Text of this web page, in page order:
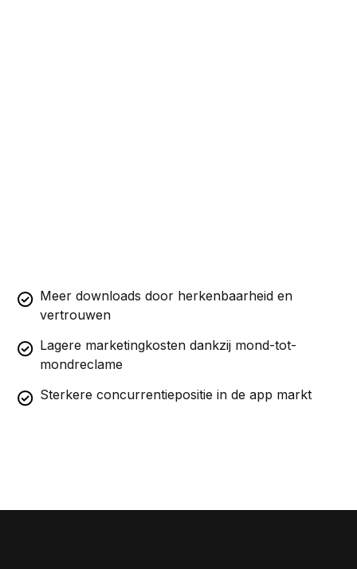
Meer downloads door herkenbaarheid en
vertrouwen
Lagere marketingkosten dankzij mond-tot-
mondreclame
Sterkere concurrentiepositie in de app markt